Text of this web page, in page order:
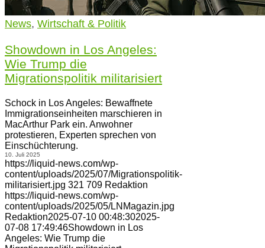
News, Wirtschaft & Politik
Showdown in Los Angeles:
Wie Trump die
Migrationspolitik militarisiert
Schock in Los Angeles: Bewaffnete
Immigrationseinheiten marschieren in
MacArthur Park ein. Anwohner
protestieren, Experten sprechen von
Einschüchterung.
10. Juli 2025
https://liquid-news.com/wp-
content/uploads/2025/07/Migrationspolitik-
militarisiert.jpg 321 709 Redaktion
https://liquid-news.com/wp-
content/uploads/2025/05/LNMagazin.jpg
Redaktion2025-07-10 00:48:302025-
07-08 17:49:46Showdown in Los
Angeles: Wie Trump die